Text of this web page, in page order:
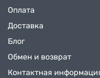
Оплата
Доставка
Блог
Обмен и возврат
Контактная